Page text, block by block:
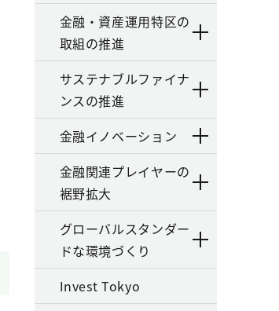
金融・資産運用特区の
取組の推進
サステナブルファイナ
ンスの推進
金融イノベーション
金融関連プレイヤーの
裾野拡大
グローバルスタンダー
ドな環境づくり
Invest Tokyo